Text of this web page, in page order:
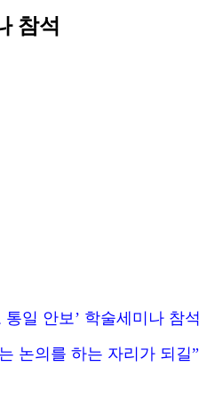
참석
일 안보’ 학술세미나 참석
논의를 하는 자리가 되길”